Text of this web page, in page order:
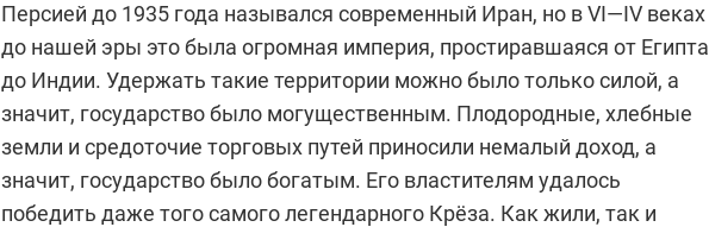
Персией до 1935 года назывался современный Иран, но в VI—IV веках
до нашей эры это была огромная империя, простиравшаяся от Египта
до Индии. Удержать такие территории можно было только силой, а
значит, государство было могущественным. Плодородные, хлебные
земли и средоточие торговых путей приносили немалый доход, а
значит, государство было богатым. Его властителям удалось
победить даже того самого легендарного Крёза. Как жили, так и